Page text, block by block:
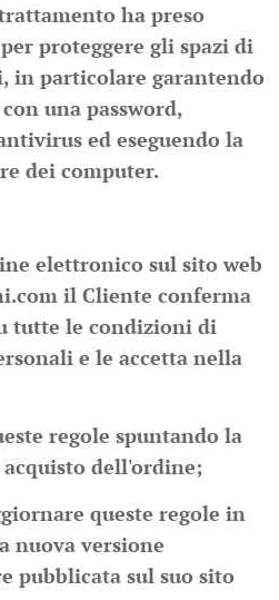
ha preso
proteggere gli spazi di
in particolare garantendo
una password,
ed eseguendo la
dei computer.
elettronico sul sito web
il Cliente conferma
tutte le condizioni di
e le accetta nella
regole spuntando la
dell'ordine;
queste regole in
nuova versione
pubblicata sul suo sito